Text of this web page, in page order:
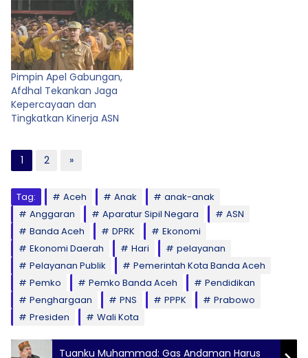
Pimpin Apel Gabungan,
Afdhal Tekankan Jaga
Kepercayaan dan
Tingkatkan Kinerja ASN
1 2 »
Tag: Aceh Anak
anak-anak
Anggaran
Aparatur Sipil Negara
ASN
Banda Aceh
DPRK
Ekonomi
Ekonomi Daerah
Hari
pelayanan
Pelayanan Publik
Pemerintah Kota Banda Aceh
Pemko
Pemko Banda Aceh
Pendidikan
Penghargaan
PNS PPPK
Prabowo
Presiden
Wali Kota
Tuanku Muhammad: Gas Andaman Harus